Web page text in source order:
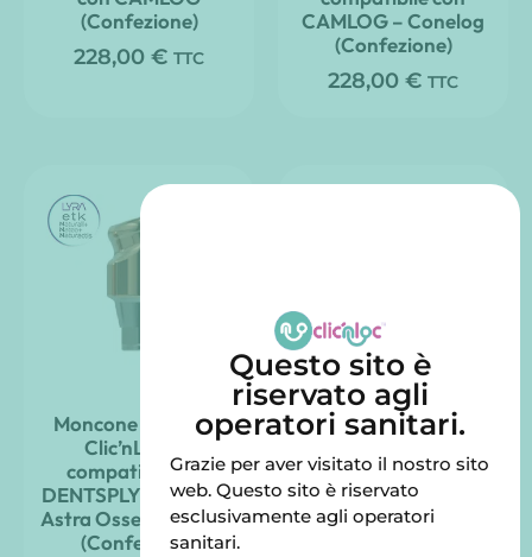
(Confezione)
228,00 € TTC
CAMLOG – Conelog
(Confezione)
228,00 € TTC
Moncone angolato
Clic’nLoc 18°
compatibile con
DENTSPLY SIRONA –
Astra Osseospeed TX
(Confezione)
Moncone angolato
compatibile con
ZIMVIE – Connessione
BIOMET Certain
Questo sito è
riservato agli
operatori sanitari.
Grazie per aver visitato il nostro sito
web. Questo sito è riservato
esclusivamente agli operatori
sanitari.